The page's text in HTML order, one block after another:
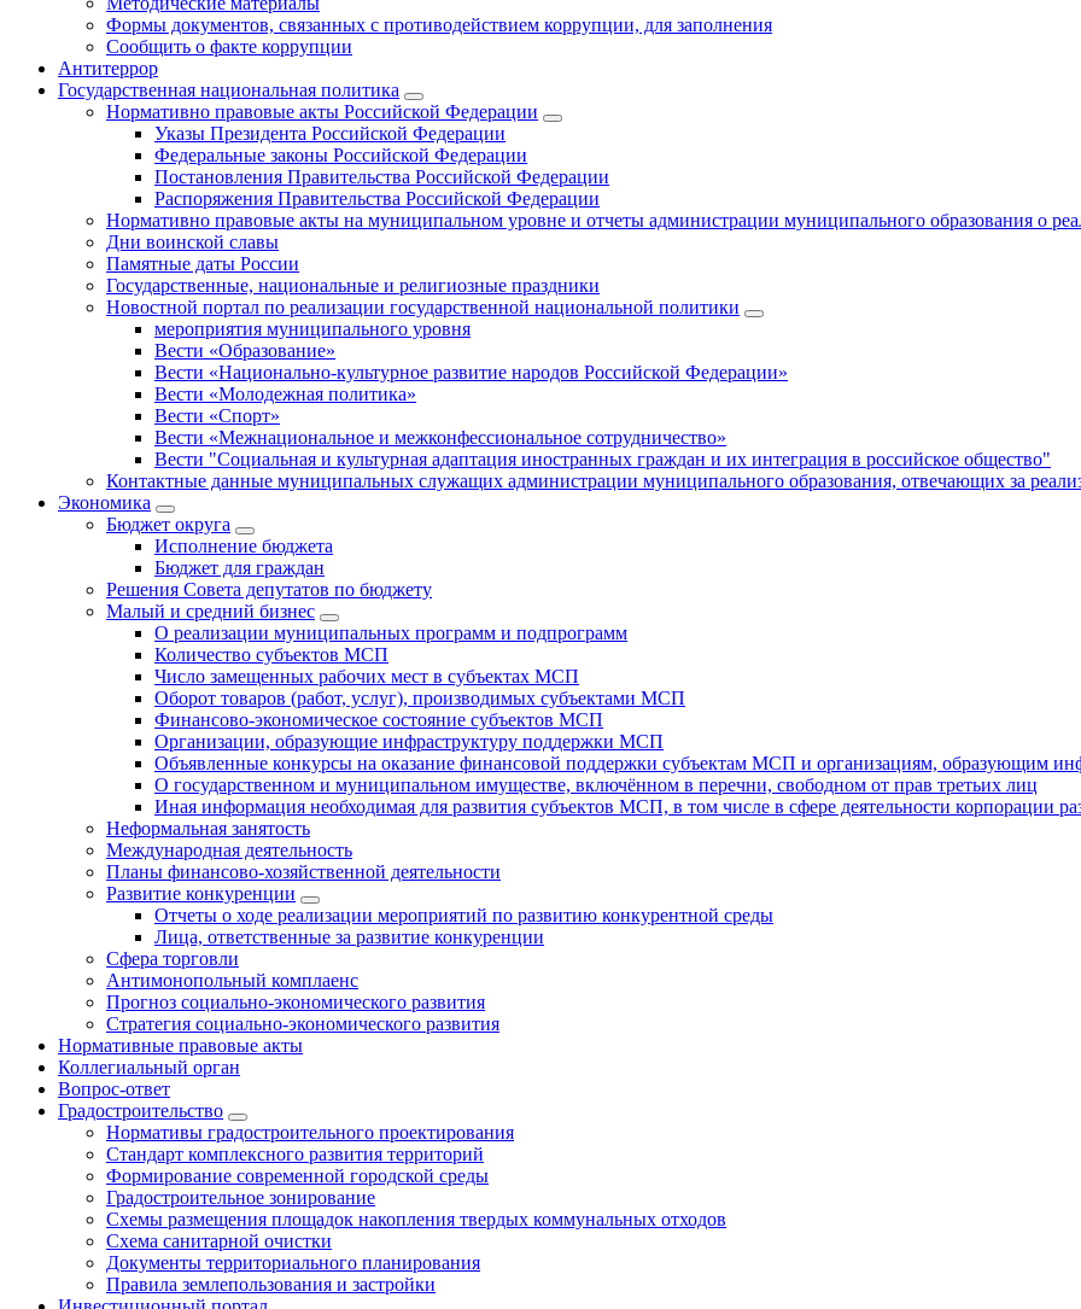
Формы документов, связанных с противодействием коррупции, для заполнения
Сообщить о факте коррупции
Антитеррор
Государственная национальная политика
Нормативно правовые акты Российской Федерации
Указы Президента Российской Федерации
Федеральные законы Российской Федерации
Постановления Правительства Российской Федерации
Распоряжения Правительства Российской Федерации
Нормативно правовые акты на муниципальном уровне и отчеты администрации муниципального образования о
Дни воинской славы
Памятные даты России
Государственные, национальные и религиозные праздники
Новостной портал по реализации государственной национальной политики
мероприятия муниципального уровня
Вести «Образование»
Вести «Национально-культурное развитие народов Российской Федерации»
Вести «Молодежная политика»
Вести «Спорт»
Вести «Межнациональное и межконфессиональное сотрудничество»
Вести "Социальная и культурная адаптация иностранных граждан и их интеграция в российское общество"
Контактные данные муниципальных служащих администрации муниципального образования, отвечающих за
Экономика
Бюджет округa
Исполнение бюджета
Бюджет для граждан
Решения Совета депутатов по бюджету
Малый и средний бизнес
О реализации муниципальных программ и подпрограмм
Количество субъектов МСП
Число замещенных рабочих мест в субъектах МСП
Оборот товаров (работ, услуг), производимых субъектами МСП
Финансово-экономическое состояние субъектов МСП
Организации, образующие инфраструктуру поддержки МСП
Объявленные конкурсы на оказание финансовой поддержки субъектам МСП и организациям, образующим
О государственном и муниципальном имуществе, включённом в перечни, свободном от прав третьих лиц
Иная информация необходимая для развития субъектов МСП, в том числе в сфере деятельности корпорации
Неформальная занятость
Международная деятельность
Планы финансово-хозяйственной деятельности
Развитие конкуренции
Отчеты о ходе реализации мероприятий по развитию конкурентной среды
Лица, ответственные за развитие конкуренции
Сфера торговли
Антимонопольный комплаенс
Прогноз социально-экономического развития
Стратегия социально-экономического развития
Нормативные правовые акты
Коллегиальный орган
Вопрос-ответ
Градостроительство
Нормативы градостроительного проектирования
Стандарт комплексного развития территорий
Формирование современной городской среды
Градостроительное зонирование
Схемы размещения площадок накопления твердых коммунальных отходов
Схема санитарной очистки
Документы территориального планирования
Правила землепользования и застройки